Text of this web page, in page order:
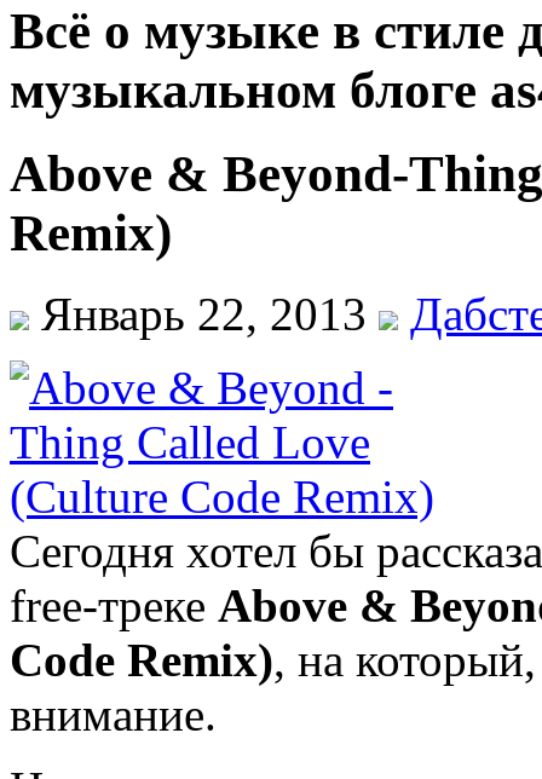
Всё о музыке в стиле
музыкальном блоге
Above & Beyond-
Remix)
Январь 22, 2013
Сегодня хотел бы
free-треке Above &
Code Remix), на
внимание.